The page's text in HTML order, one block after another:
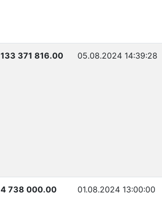
133 371 816.00 05.08.2024 14:39:28
4 738 000.00 01.08.2024 13:00:00